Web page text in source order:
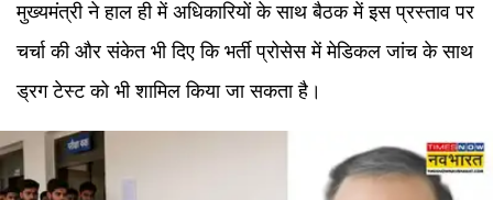
मुख्यमंत्री ने हाल ही में अधिकारियों के साथ बैठक में इस प्रस्ताव पर
चर्चा की और संकेत भी दिए कि भर्ती प्रोसेस में मेडिकल जांच के साथ
ड्रग टेस्ट को भी शामिल किया जा सकता है।